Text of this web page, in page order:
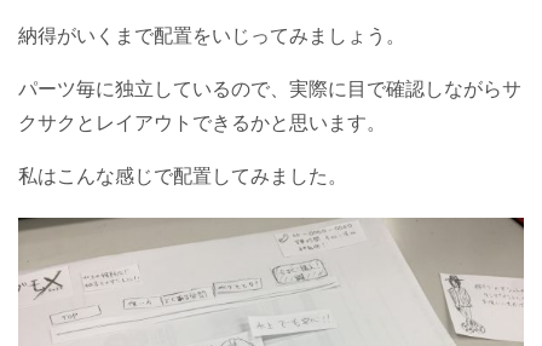
納得がいくまで配置をいじってみましょう。
パーツ毎に独立しているので、実際に目で確認しながらサ
クサクとレイアウトできるかと思います。
私はこんな感じで配置してみました。